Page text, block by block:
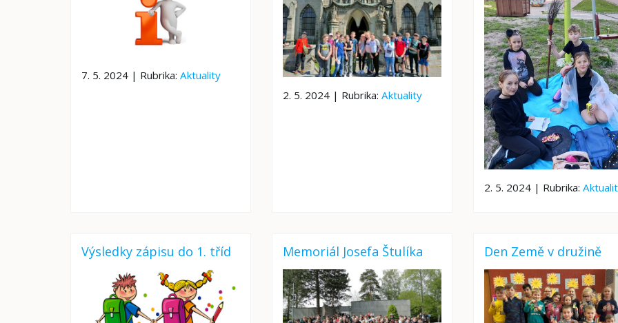
7. 5. 2024 | Rubrika: Aktuality
2. 5. 2024 | Rubrika:Aktuality
2. 5. 2024 | Rubrika:
Výsledky zápisu do 1. tříd Memoriál Josefa Štulíka Den Země v družině